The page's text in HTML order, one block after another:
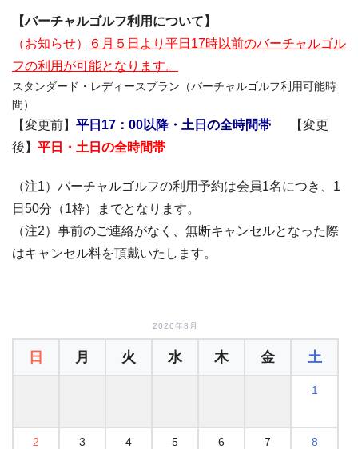
【バーチャルゴルフ利用について】
（お知らせ）
６月５日より平日17時以前のバーチャルゴル
フの利用が可能となります。
スタンダード・レディースプラン（バーチャルゴルフ利用可能時
間）
【変更前】 平日17：00以降・土日の全時間帯
【変更
後】 平日・土日の全時間帯
（注1）バーチャルゴルフの利用予約は会員1名につき、1
日50分（1枠）までとなります。
（注2）事前のご連絡がなく、無断キャンセルとなった際
はキャンセル料を頂戴いたします。
2026年8月
日 月 火 水 木 金 土
1
2 3 4 5 6 7 8